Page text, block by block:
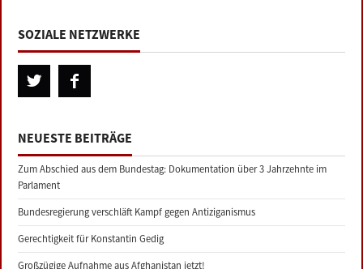
SOZIALE NETZWERKE
NEUESTE BEITRÄGE
Zum Abschied aus dem Bundestag: Dokumentation über 3 Jahrzehnte im
Parlament
Bundesregierung verschläft Kampf gegen Antiziganismus
Gerechtigkeit für Konstantin Gedig
Großzügige Aufnahme aus Afghanistan jetzt!